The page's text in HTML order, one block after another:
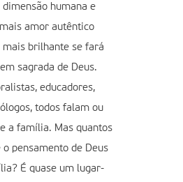
humana e
amor autêntico
mais brilhante se fará
sagrada de Deus.
educadores,
todos falam ou
a família. Mas quantos
pensamento de Deus
É quase um lugar-